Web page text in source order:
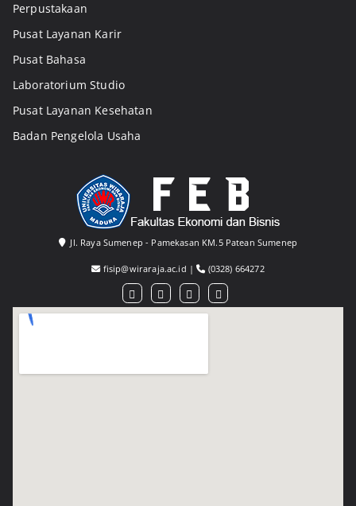
Perpustakaan
Pusat Layanan Karir
Pusat Bahasa
Laboratorium Studio
Pusat Layanan Kesehatan
Badan Pengelola Usaha
Jl. Raya Sumenep - Pamekasan KM.5 Patean Sumenep
fisip@wiraraja.ac.id | (0328) 664272